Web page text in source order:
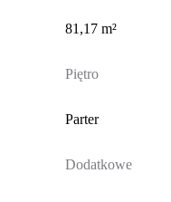
81,17 m²
Piętro
Parter
Dodatkowe